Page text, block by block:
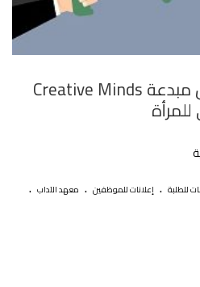
نشاطات النادي : عقول مبدعة Creative Minds
للطلبة . إعلانات للموظفين . معهد الآداب .